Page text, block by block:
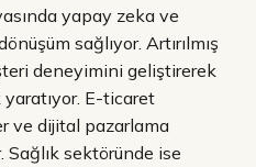
yapay zeka ve
sağlıyor. Artırılmış
deneyimini geliştirerek
E-ticaret
ve dijital pazarlama
Sağlık sektöründe ise